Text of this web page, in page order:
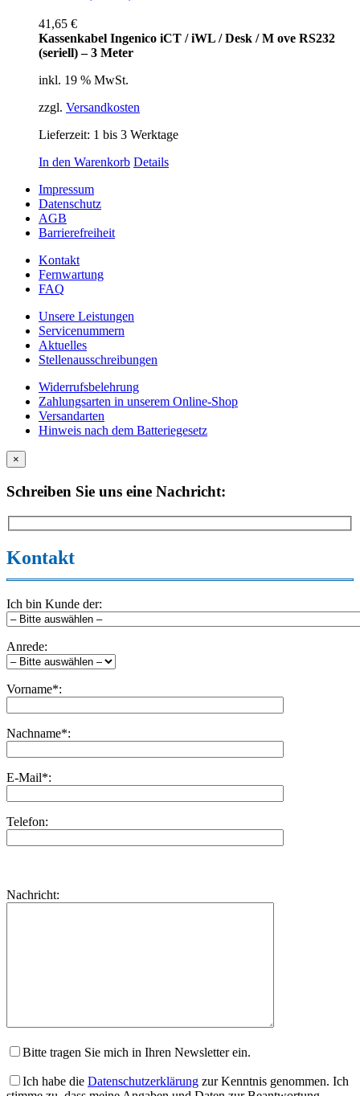
41,65 €
Kassenkabel Ingenico iCT / iWL / Desk / M ove RS232
(seriell) – 3 Meter
inkl. 19 % MwSt.
zzgl. Versandkosten
Lieferzeit: 1 bis 3 Werktage
In den Warenkorb Details
Impressum
Datenschutz
AGB
Barrierefreiheit
Kontakt
Fernwartung
FAQ
Unsere Leistungen
Servicenummern
Aktuelles
Stellenausschreibungen
Widerrufsbelehrung
Zahlungsarten in unserem Online-Shop
Versandarten
Hinweis nach dem Batteriegesetz
×
Schreiben Sie uns eine Nachricht:
Kontakt
Ich bin Kunde der:
Anrede:
Vorname*:
Nachname*:
E-Mail*:
Telefon:
dieses
lasse
Nachricht:
Bitte tragen Sie mich in Ihren Newsletter ein.
Ich habe die Datenschutzerklärung zur Kenntnis genommen. Ich